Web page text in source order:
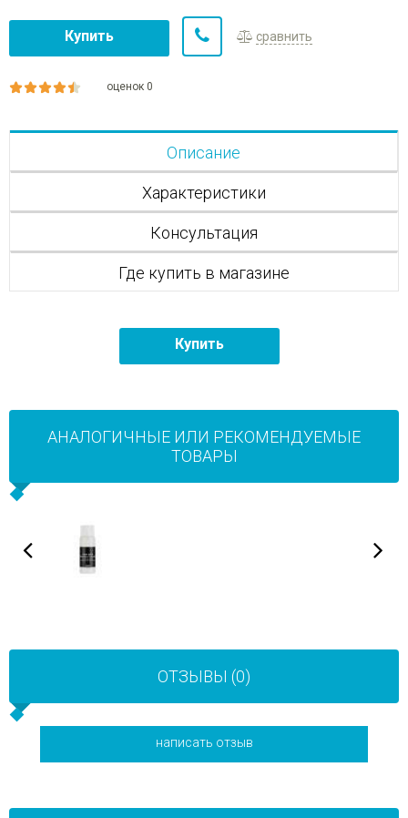
Купить сравнить
оценок 0
Описание
Характеристики
Консультация
Где купить в магазине
Купить
АНАЛОГИЧНЫЕ ИЛИ РЕКОМЕНДУЕМЫЕ
ТОВАРЫ
ОТЗЫВЫ (0)
написать отзыв